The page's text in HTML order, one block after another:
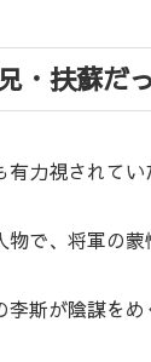
・扶蘇だ
力視されて
で、将軍の
李斯が陰謀を